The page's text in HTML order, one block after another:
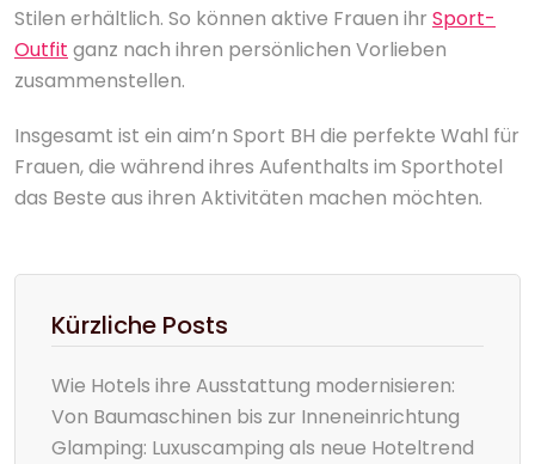
Stilen erhältlich. So können aktive Frauen ihr Sport-
Outfit ganz nach ihren persönlichen Vorlieben
zusammenstellen.
Insgesamt ist ein aim’n Sport BH die perfekte Wahl für
Frauen, die während ihres Aufenthalts im Sporthotel
das Beste aus ihren Aktivitäten machen möchten.
Kürzliche Posts
Wie Hotels ihre Ausstattung modernisieren:
Von Baumaschinen bis zur Inneneinrichtung
Glamping: Luxuscamping als neue Hoteltrend